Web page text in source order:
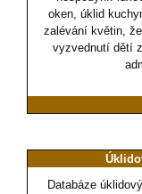
oken, úklid
zalévání květin,
vyzvednutí dětí
Databáze